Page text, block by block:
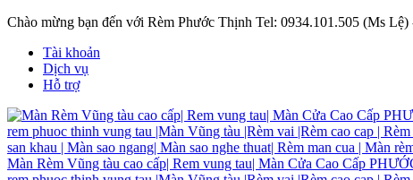
Chào mừng bạn đến với Rèm Phước Thịnh Tel: 0934.101.505 (Ms
Tài khoản
Dịch vụ
Hỗ trợ
Màn Rèm Vũng tàu cao cấp| Rem vung tau| Màn Cửa Cao Cấp